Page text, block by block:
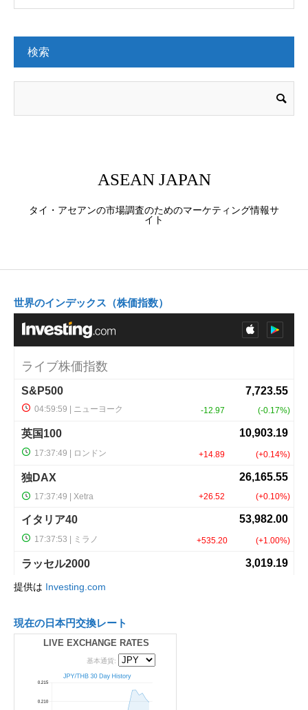
検索
ASEAN JAPAN
タイ・アセアンの市場調査のためのマーケティング情報サ
イト
世界のインデックス（株価指数）
提供は Investing.com
現在の日本円交換レート
LIVE EXCHANGE RATES